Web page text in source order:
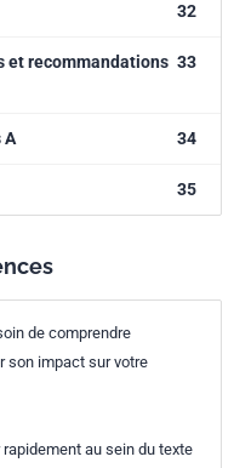
32
et recommandations 33
A 34
35
de comprendre
son impact sur votre
au sein du texte